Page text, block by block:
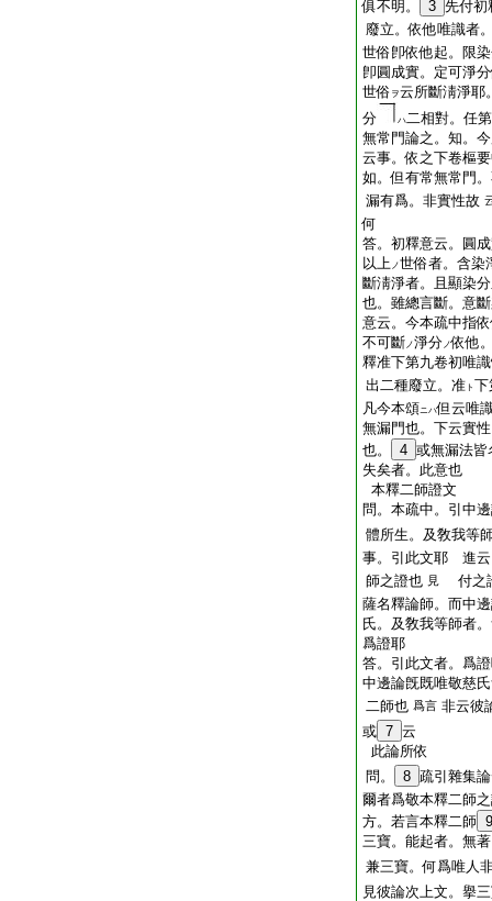
俱不明。 3 先付初
廢立。依他唯識者
世俗卽依他起。限
卽圓成實。定可淨
世俗 ヲ云所斷淸淨耶
分
ハ二相對。任
無常門論之。知。
云事。依之下卷樞
如。但有常無常門
漏有爲。非實性故
何
答。初釋意云。圓
以上ノ世俗者。含染
斷淸淨者。且顯染
也。雖總言斷。意
意云。今本疏中指
不可斷ノ淨分ノ依他
釋准下第九卷初唯
出二種廢立。准 ト 下
凡今本頌ニハ但云唯
無漏門也。下云實
也。
4 或無漏法皆
失矣者。此意也
本釋二師證文
問。本疏中。引中
體所生。及敎我等
事。引此文耶 進云
師之證也 見
付之
薩名釋論師。而中
氏。及敎我等師者
爲證耶
答。引此文者。爲
中邊論旣既唯敬慈
二師也 爲言 非云彼
或 7 云
此論所依
問。
8 疏引雜集
爾者爲敬本釋二師
方。若言本釋二師 9
三寶。能起者。無
兼三寶。何爲唯人
見彼論次上文。擧